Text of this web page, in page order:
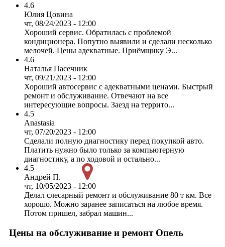
4.6
Юлия Цовина
чт, 08/24/2023 - 12:00
Хороший сервис. Обратилась с проблемой
кондиционера. Попутно выявили и сделали несколько
мелочей. Цены адекватные. Приёмщику Э...
4.6
Наталья Пасечник
чт, 09/21/2023 - 12:00
Хороший автосервис с адекватными ценами. Быстрый
ремонт и обслуживание. Отвечают на все
интересующие вопросы. Заезд на террито...
4.5
Anastasia
чт, 07/20/2023 - 12:00
Сделали полную диагностику перед покупкой авто.
Платить нужно было только за компьютерную
диагностику, а по ходовой и остально...
4.5
Андрей П.
чт, 10/05/2023 - 12:00
Делал слесарный ремонт и обслуживание 80 т км. Все
хорошо. Можно заранее записаться на любое время.
Потом пришел, забрал машин...
Цены на обслуживание и ремонт Опель